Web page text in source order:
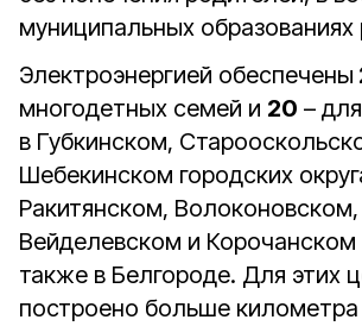
муниципальных образованиях
Электроэнергией обеспечены
многодетных семей и 20 –
в Губкинском,
Шебекинском городских
Ракитянском, Волоконовском,
Вейделевском и Корочанском
также в Белгороде. Для этих
построено больше